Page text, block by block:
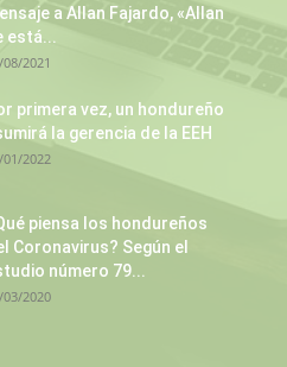
a Allan Fajardo, «Allan
está...
08/2021
primera vez, un hondureño
la gerencia de la EEH
01/2022
piensa los hondureños
Coronavirus? Según el
número 79...
03/2020